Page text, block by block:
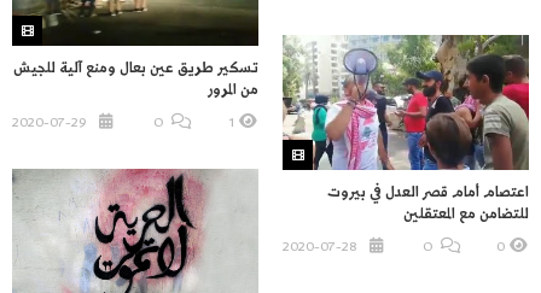
تسكير طريق عين بعال ومنع آلية للجيش
من المرور
1
اعتصام أمام قصر العدل في بيروت
للتضامن مع المعتقلين
0
O